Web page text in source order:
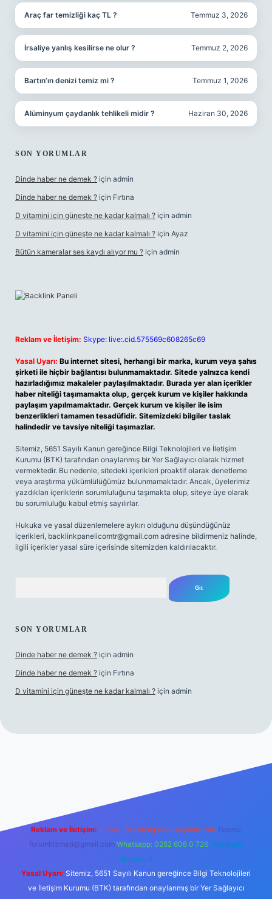
Araç far temizliği kaç TL ? Temmuz 3, 2026
İrsaliye yanlış kesilirse ne olur ? Temmuz 2, 2026
Bartın’ın denizi temiz mi ? Temmuz 1, 2026
Alüminyum çaydanlık tehlikeli midir ? Haziran 30, 2026
SON YORUMLAR
Dinde haber ne demek ? için admin
Dinde haber ne demek ? için Fırtına
D vitamini için güneşte ne kadar kalmalı ? için admin
D vitamini için güneşte ne kadar kalmalı ? için Ayaz
Bütün kameralar ses kaydı alıyor mu ? için admin
Reklam ve İletişim: Skype: live:.cid.575569c608265c69
Yasal Uyarı: Bu internet sitesi, herhangi bir marka, kurum veya şahıs
şirketi ile hiçbir bağlantısı bulunmamaktadır. Sitede yalnızca kendi
hazırladığımız makaleler paylaşılmaktadır. Burada yer alan içerikler
haber niteliği taşımamakta olup, gerçek kurum ve kişiler hakkında
paylaşım yapılmamaktadır. Gerçek kurum ve kişiler ile isim
benzerlikleri tamamen tesadüfidir. Sitemizdeki bilgiler taslak
halindedir ve tavsiye niteliği taşımazlar.
Sitemiz, 5651 Sayılı Kanun gereğince Bilgi Teknolojileri ve İletişim
Kurumu (BTK) tarafından onaylanmış bir Yer Sağlayıcı olarak hizmet
vermektedir. Bu nedenle, sitedeki içerikleri proaktif olarak denetleme
veya araştırma yükümlülüğümüz bulunmamaktadır. Ancak, üyelerimiz
yazdıkları içeriklerin sorumluluğunu taşımakta olup, siteye üye olarak
bu sorumluluğu kabul etmiş sayılırlar.
Hukuka ve yasal düzenlemelere aykırı olduğunu düşündüğünüz
içerikleri, backlinkpanelicomtr@gmail.com adresine bildirmeniz halinde,
ilgili içerikler yasal süre içerisinde sitemizden kaldırılacaktır.
SON YORUMLAR
Dinde haber ne demek ? için admin
Dinde haber ne demek ? için Fırtına
D vitamini için güneşte ne kadar kalmalı ? için admin
Reklam ve İletişim: E-mail: backlinkpaneli@gmail.com Teams:
forumhizmeti@gmail.com Whatsapp: 0262 606 0 726 Telegram:
@karabul
Yasal Uyarı: Sitemiz, 5651 Sayılı Kanun gereğince Bilgi Teknolojileri
ve İletişim Kurumu (BTK) tarafından onaylanmış bir Yer Sağlayıcı